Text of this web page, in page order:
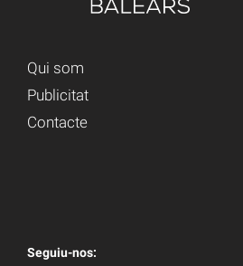
Qui som
Publicitat
Contacte
Seguiu-nos: